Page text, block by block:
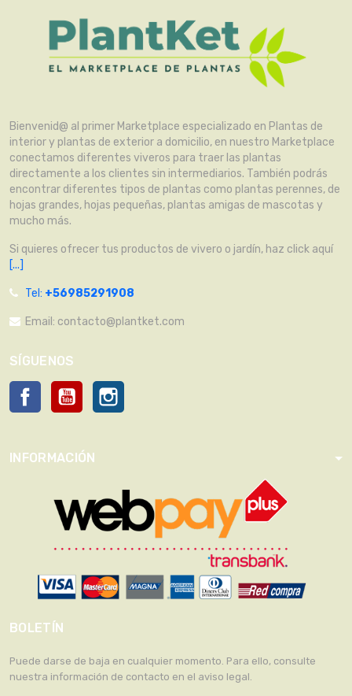
Bienvenid@ al primer Marketplace especializado en Plantas de
interior y plantas de exterior a domicilio, en nuestro Marketplace
conectamos diferentes viveros para traer las plantas
directamente a los clientes sin intermediarios. También podrás
encontrar diferentes tipos de plantas como plantas perennes, de
hojas grandes, hojas pequeñas, plantas amigas de mascotas y
mucho más.
Si quieres ofrecer tus productos de vivero o jardín, haz click aquí
[...]
Tel: +56985291908
Email: contacto@plantket.com
SÍGUENOS
Facebook YouTube
INFORMACIÓN
BOLETÍN
Puede darse de baja en cualquier momento. Para ello, consulte
nuestra información de contacto en el aviso legal.